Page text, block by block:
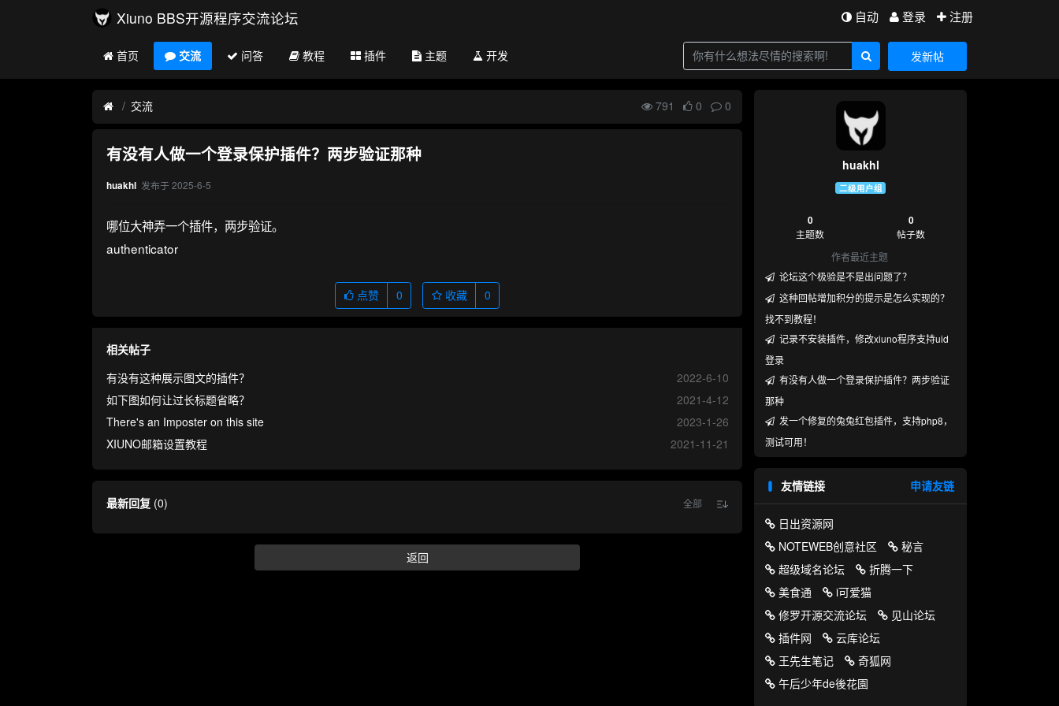
Xiuno BBS开源程序交流论坛 自动 登录 注册
首页 交流 问答 教程 插件 主题 开发 发新帖
交流 791 0 0
有没有人做一个登录保护插件？两步验证那种
huakhl 发布于 2025-6-5
哪位大神弄一个插件，两步验证。
authenticator
点赞 0 收藏 0
相关帖子
有没有这种展示图文的插件？
2022-6-10
如下图如何让过长标题省略？
2021-4-12
There's an Imposter on this site
2023-1-26
XIUNO邮箱设置教程
2021-11-21
最新回复(0) 全部
返回
huakhl
二级用户组
0
主题数
0
帖子数
作者最近主题
论坛这个极验是不是出问题了？
这种回帖增加积分的提示是怎么实现的？
找不到教程！
记录不安装插件，修改xiuno程序支持uid
登录
有没有人做一个登录保护插件？两步验证
那种
发一个修复的兔兔红包插件，支持php8，
测试可用！
友情链接 申请友链
日出资源网
NOTEWEB创意社区
秘言
超级域名论坛
折腾一下
美食通
i可爱猫
修罗开源交流论坛
见山论坛
插件网
云库论坛
王先生笔记
奇狐网
午后少年de後花園